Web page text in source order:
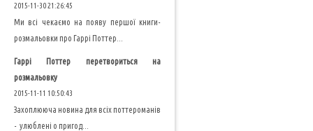
2015-11-30 21:26:45
Ми всі чекаємо на появу першої книги-
розмальовки про Гаррі Поттер...
Гаррі Поттер перетвориться на
розмальовку
2015-11-11 10:50:43
Захоплююча новина для всіх поттероманів
- улюблені о пригод...